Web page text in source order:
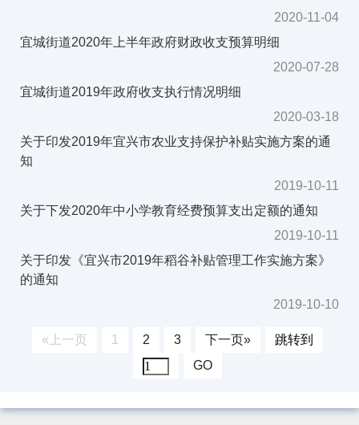
2020-11-04
宜城街道2020年上半年政府财政收支预算明细
2020-07-28
宜城街道2019年政府收支执行情况明细
2020-03-18
关于印发2019年宜兴市农业支持保护补贴实施方案的通
知
2019-10-11
关于下发2020年中小学教育经费预算支出定额的通知
2019-10-11
关于印发《宜兴市2019年稻谷补贴管理工作实施方案》
的通知
2019-10-10
«上一页 1 2 3 下一页»
跳转到
GO